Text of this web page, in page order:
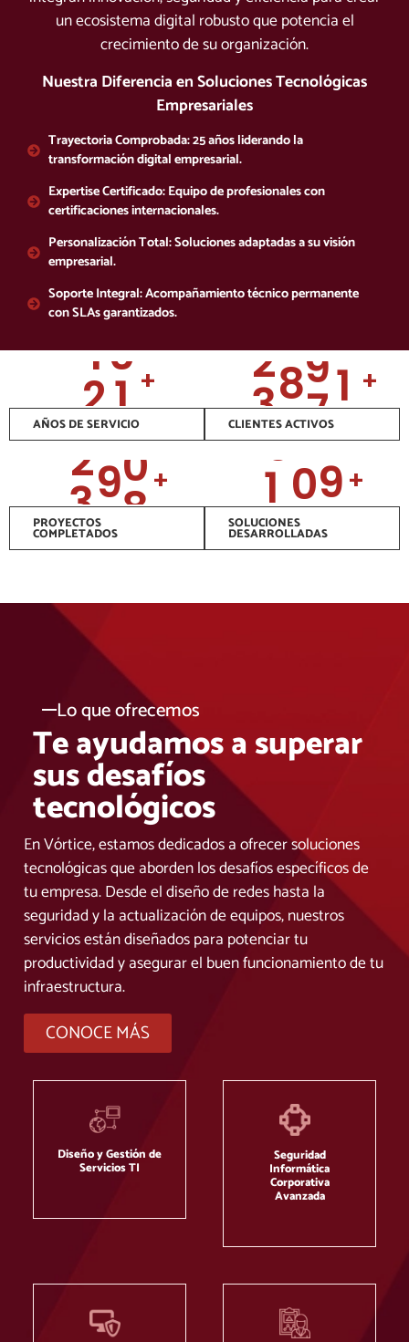
un ecosistema digital robusto que potencia el
crecimiento de su organización.
Nuestra Diferencia en Soluciones Tecnológicas
Empresariales
Trayectoria Comprobada: 25 años liderando la
transformación digital empresarial.
Expertise Certificado: Equipo de profesionales con
certificaciones internacionales.
Personalización Total: Soluciones adaptadas a su visión
empresarial.
Soporte Integral: Acompañamiento técnico permanente
con SLAs garantizados.
0
1
2
6
7
8
9
0
1
2
3
4
5
+
AÑOS DE SERVICIO
0
1
2
3
3
5
6
7
9
0
2
3
4
3
1
5
3
1
7
5
9
1
1
1
2
2
2
2
3
3
3
+
CLIENTES ACTIVOS
0
1
2
3
1
2
4
5
7
8
9
0
1
3
4
5
7
6
4
2
0
8
6
4
2
0
8
6
0
+
PROYECTOS
COMPLETADOS
0
1
1
2
3
4
5
6
7
9
0
1
2
0
4
9
7
1
5
9
3
8
2
6
0
+
SOLUCIONES
DESARROLLADAS
Lo que ofrecemos
Te ayudamos a superar
sus desafíos
tecnológicos
En Vórtice, estamos dedicados a ofrecer soluciones
tecnológicas que aborden los desafíos específicos de
tu empresa. Desde el diseño de redes hasta la
seguridad y la actualización de equipos, nuestros
servicios están diseñados para potenciar tu
productividad y asegurar el buen funcionamiento de tu
infraestructura.
CONOCE MÁS
Diseño y Gestión de
Servicios TI
Seguridad
Informática
Corporativa
Avanzada